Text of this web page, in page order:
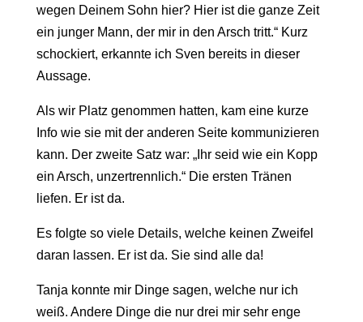
wegen Deinem Sohn hier? Hier ist die ganze Zeit
ein junger Mann, der mir in den Arsch tritt.“ Kurz
schockiert, erkannte ich Sven bereits in dieser
Aussage.
Als wir Platz genommen hatten, kam eine kurze
Info wie sie mit der anderen Seite kommunizieren
kann. Der zweite Satz war: „Ihr seid wie ein Kopp
ein Arsch, unzertrennlich.“ Die ersten Tränen
liefen. Er ist da.
Es folgte so viele Details, welche keinen Zweifel
daran lassen. Er ist da. Sie sind alle da!
Tanja konnte mir Dinge sagen, welche nur ich
weiß. Andere Dinge die nur drei mir sehr enge